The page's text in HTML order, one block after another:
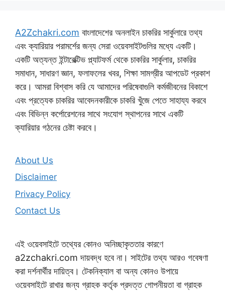
A2Zchakri.com বাংলাদেশের অনলাইন চাকরির সার্কুলারে তথ্য
এবং ক্যারিয়ার পরামর্শের জন্য সেরা ওয়েবসাইটগুলির মধ্যে একটি।
একটি অত্যন্ত ইন্টারেক্টিভ প্ল্যাটফর্ম থেকে চাকরির সার্কুলার, চাকরির
সমাধান, সাধারণ জ্ঞান, ফলাফলের খবর, শিক্ষা সামগ্রীর আপডেট প্রকাশ
করে। আমরা বিশ্বাস করি যে আমাদের পরিষেবাগুলি কর্মজীবনের বিকাশে
এবং প্রত্যেক চাকরির আবেদনকারীকে চাকরি খুঁজে পেতে সাহায্য করবে
এবং বিভিন্ন কর্পোরেশনের সাথে সংযোগ স্থাপনের সাথে একটি
ক্যারিয়ার গঠনের চেষ্টা করবে।
About Us
Disclaimer
Privacy Policy
Contact Us
এই ওয়েবসাইটে তথ্যের কোনও অনিচ্ছাকৃততার কারণে
a2zchakri.com দায়বদ্ধ হবে না। সাইটের তথ্য আরও গবেষণা
করা দর্শনার্থীর দায়িত্ব। টেকনিক্যাল বা অন্য কোনও উপায়ে
ওয়েবসাইটে রাখার জন্য গ্রাহক কর্তৃক প্রদত্ত গোপনীয়তা বা গ্রাহক